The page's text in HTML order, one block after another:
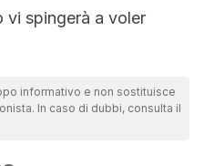
vi spingerà a voler
informativo e non sostituisce
In caso di dubbi, consulta il